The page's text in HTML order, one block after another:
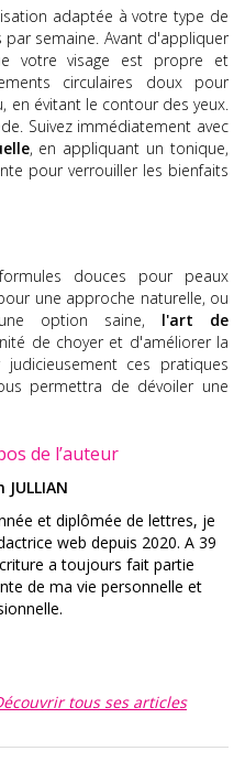
adaptée à votre type de
semaine. Avant d'appliquer
votre visage est propre et
circulaires doux pour
en évitant le contour des yeux.
Suivez immédiatement avec
, en appliquant un tonique,
pour verrouiller les bienfaits
douces pour peaux
une approche naturelle, ou
option saine, l'art de
de choyer et d'améliorer la
ces pratiques
permettra de dévoiler une
de l’auteur
et diplômée de lettres, je
web depuis 2020. A 39
a toujours fait partie
de ma vie personnelle et
tous ses articles